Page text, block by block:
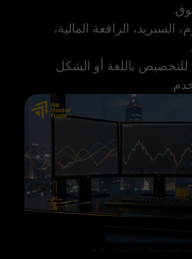
الرافعة المالية،
للتخصيص باللغة أو الشكل